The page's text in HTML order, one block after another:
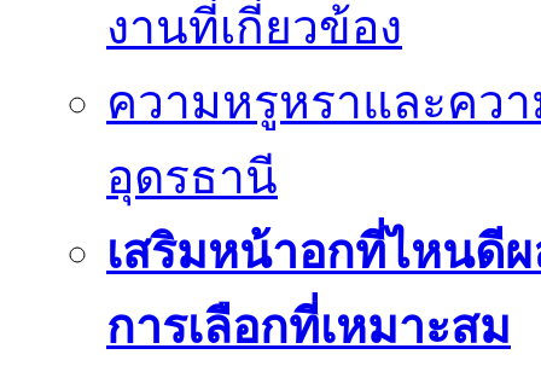
งานที่เกี่ยวข้อง
ความหรูหราและคว
อุดรธานี
เสริมหน้าอกที่ไหนดี
การเลือกที่เหมาะสม